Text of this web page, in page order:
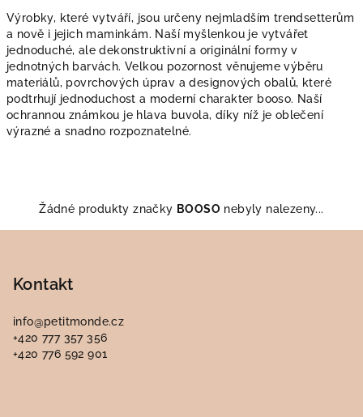
Výrobky, které vytváří, jsou určeny nejmladším trendsetterům
a nově i jejich maminkám. Naší myšlenkou je vytvářet
jednoduché, ale dekonstruktivní a originální formy v
jednotných barvách. Velkou pozornost věnujeme výběru
materiálů, povrchových úprav a designových obalů, které
podtrhují jednoduchost a moderní charakter booso. Naší
ochrannou známkou je hlava buvola, díky níž je oblečení
výrazné a snadno rozpoznatelné.
Žádné produkty značky BOOSO nebyly nalezeny...
Kontakt
info@petitmonde.cz
+420 777 357 356
+420 776 592 901